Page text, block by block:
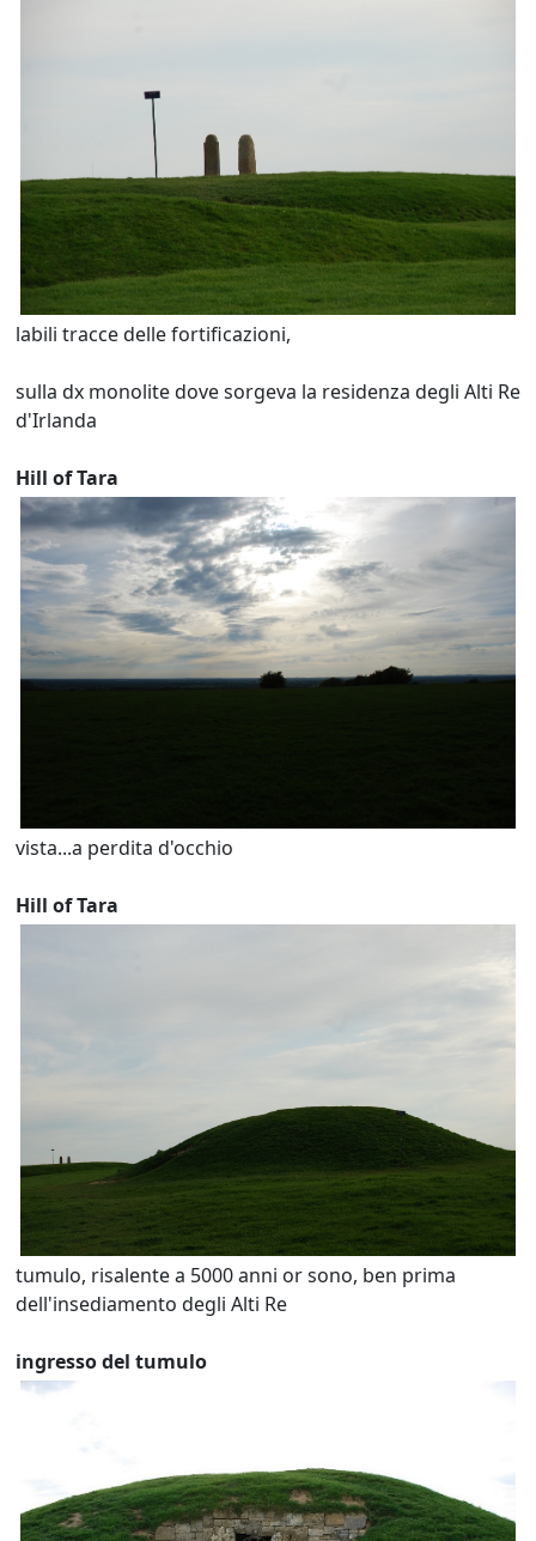
labili tracce delle fortificazioni,
sulla dx monolite dove sorgeva la residenza degli Alti Re
d'Irlanda
Hill of Tara
vista...a perdita d'occhio
Hill of Tara
tumulo, risalente a 5000 anni or sono, ben prima
dell'insediamento degli Alti Re
ingresso del tumulo